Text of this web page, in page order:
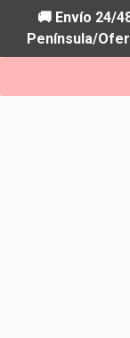
🚚 Envío 24/
Península/